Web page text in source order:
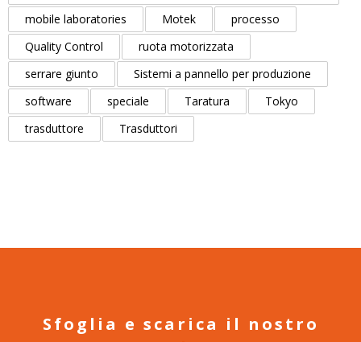
mobile laboratories
Motek
processo
Quality Control
ruota motorizzata
serrare giunto
Sistemi a pannello per produzione
software
speciale Taratura
Tokyo
trasduttore
Trasduttori
Sfoglia e scarica il nostro